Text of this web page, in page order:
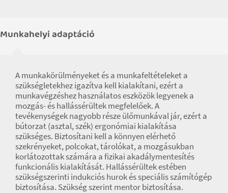
Munkahelyi adaptáció
A munkakörülményeket és a munkafeltételeket a
szükségletekhez igazítva kell kialakítani, ezért a
munkavégzéshez használatos eszközök legyenek a
mozgás- és hallássérültek megfelelőek. A
tevékenységek nagyobb része ülőmunkával jár, ezért a
bútorzat (asztal, szék) ergonómiai kialakítása
szükséges. Biztosítani kell a könnyen elérhető
szekrényeket, polcokat, tárolókat, a mozgásukban
korlátozottak számára a fizikai akadálymentesítés
funkcionális kialakítását. Hallássérültek estében
szükségszerinti indukciós hurok és speciális számítógép
biztosítása. Szükség szerint mentor biztosítása.